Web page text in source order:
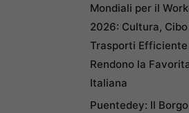
Mondiali per il
2026: Cultura, Cibo
Trasporti Efficiente
Rendono la
Italiana
Puentedey: Il